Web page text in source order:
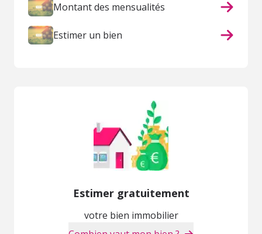
Montant des mensualités
Estimer un bien
Estimer gratuitement
votre bien immobilier